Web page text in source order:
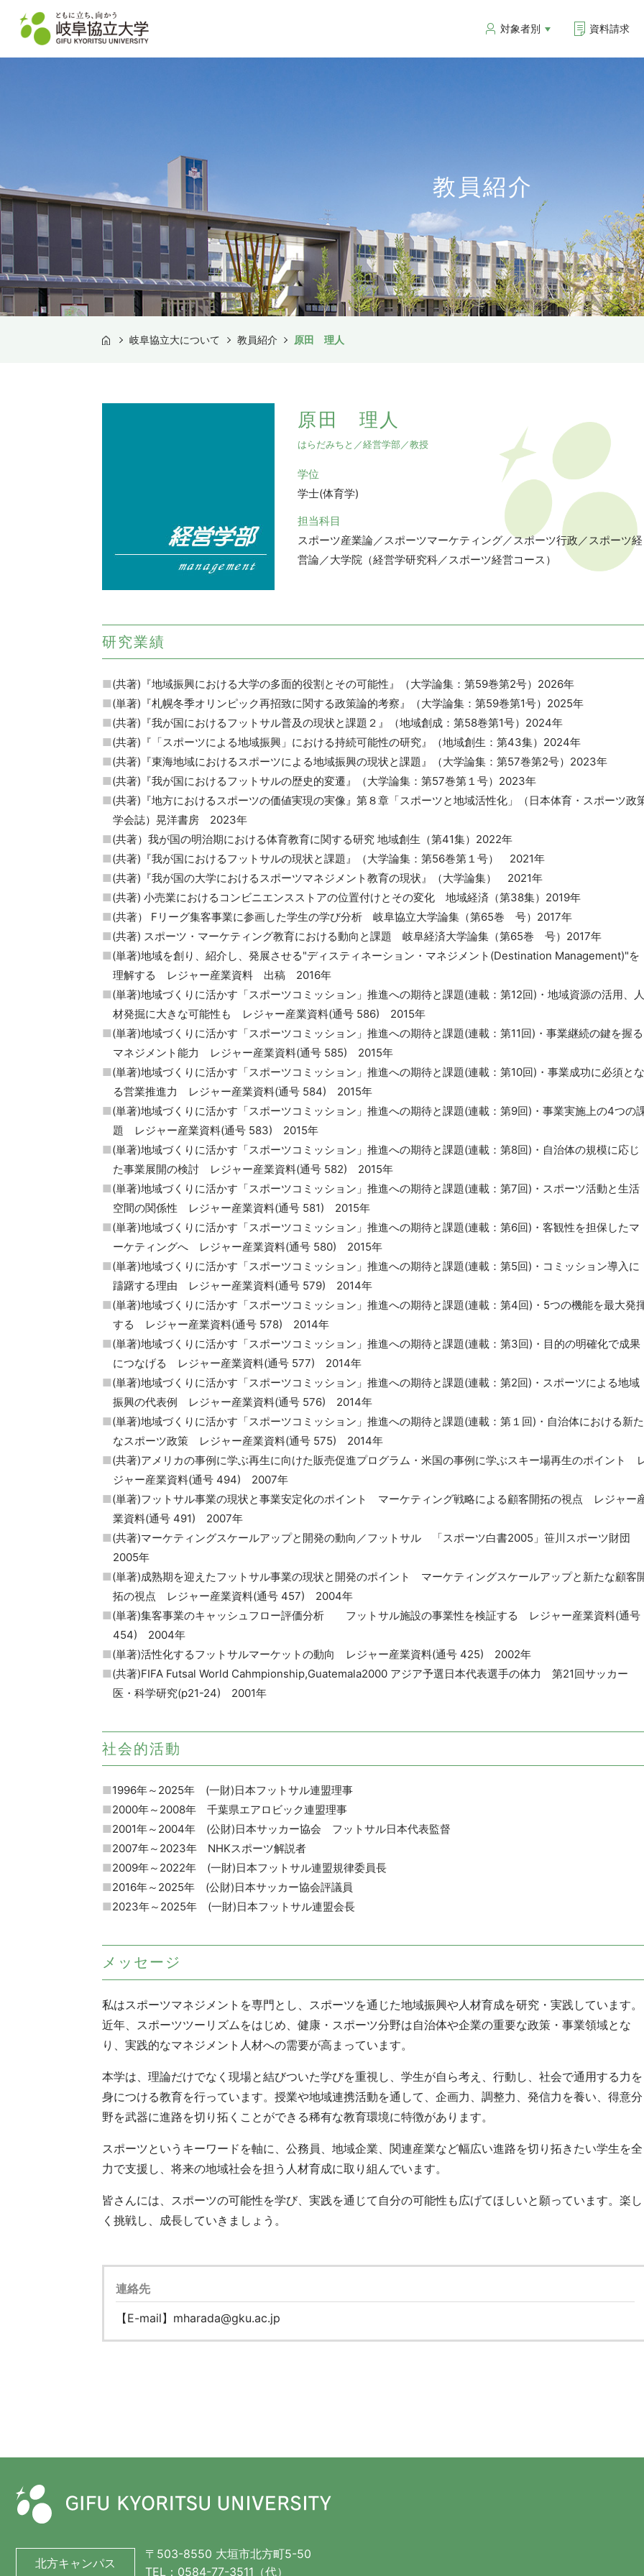
対象者別 資料請求
教員紹介
岐阜協立大について 教員紹介 原田 理人
原田 理人
はらだみちと／経営学部／教授
学位
学士(体育学)
担当科目
スポーツ産業論／スポーツマーケティング／スポーツ行政／スポーツ経
営論／大学院（経営学研究科／スポーツ経営コース）
研究業績
(共著)『地域振興における大学の多面的役割とその可能性』（大学論集：第59巻第2号）2026年
(単著)『札幌冬季オリンピック再招致に関する政策論的考察』（大学論集：第59巻第1号）2025年
(共著)『我が国におけるフットサル普及の現状と課題２』（地域創成：第58巻第1号）2024年
(共著)『「スポーツによる地域振興」における持続可能性の研究』（地域創生：第43集）2024年
(共著)『東海地域におけるスポーツによる地域振興の現状と課題』（大学論集：第57巻第2号）2023年
(共著)『我が国におけるフットサルの歴史的変遷』（大学論集：第57巻第１号）2023年
(共著)『地方におけるスポーツの価値実現の実像』第８章「スポーツと地域活性化」（日本体育・スポーツ政
学会誌）晃洋書房 2023年
(共著）我が国の明治期における体育教育に関する研究 地域創生（第41集）2022年
(共著)『我が国におけるフットサルの現状と課題』（大学論集：第56巻第１号） 2021年
(共著)『我が国の大学におけるスポーツマネジメント教育の現状』（大学論集） 2021年
(共著) 小売業におけるコンビニエンスストアの位置付けとその変化 地域経済（第38集）2019年
(共著） Fリーグ集客事業に参画した学生の学び分析 岐阜協立大学論集（第65巻 号）2017年
(共著) スポーツ・マーケティング教育における動向と課題 岐阜経済大学論集（第65巻 号）2017年
(単著)地域を創り、紹介し、発展させる"ディスティネーション・マネジメント(Destination Management)"を
理解する レジャー産業資料 出稿 2016年
(単著)地域づくりに活かす「スポーツコミッション」推進への期待と課題(連載：第12回)・地域資源の活用、人
材発掘に大きな可能性も レジャー産業資料(通号 586) 2015年
(単著)地域づくりに活かす「スポーツコミッション」推進への期待と課題(連載：第11回)・事業継続の鍵を握る
マネジメント能力 レジャー産業資料(通号 585) 2015年
(単著)地域づくりに活かす「スポーツコミッション」推進への期待と課題(連載：第10回)・事業成功に必須とな
る営業推進力 レジャー産業資料(通号 584) 2015年
(単著)地域づくりに活かす「スポーツコミッション」推進への期待と課題(連載：第9回)・事業実施上の4つの
題 レジャー産業資料(通号 583) 2015年
(単著)地域づくりに活かす「スポーツコミッション」推進への期待と課題(連載：第8回)・自治体の規模に応じ
た事業展開の検討 レジャー産業資料(通号 582) 2015年
(単著)地域づくりに活かす「スポーツコミッション」推進への期待と課題(連載：第7回)・スポーツ活動と生活
空間の関係性 レジャー産業資料(通号 581) 2015年
(単著)地域づくりに活かす「スポーツコミッション」推進への期待と課題(連載：第6回)・客観性を担保したマ
ーケティングへ レジャー産業資料(通号 580) 2015年
(単著)地域づくりに活かす「スポーツコミッション」推進への期待と課題(連載：第5回)・コミッション導入に
躊躇する理由 レジャー産業資料(通号 579) 2014年
(単著)地域づくりに活かす「スポーツコミッション」推進への期待と課題(連載：第4回)・5つの機能を最大発
する レジャー産業資料(通号 578) 2014年
(単著)地域づくりに活かす「スポーツコミッション」推進への期待と課題(連載：第3回)・目的の明確化で成果
につなげる レジャー産業資料(通号 577) 2014年
(単著)地域づくりに活かす「スポーツコミッション」推進への期待と課題(連載：第2回)・スポーツによる地域
振興の代表例 レジャー産業資料(通号 576) 2014年
(単著)地域づくりに活かす「スポーツコミッション」推進への期待と課題(連載：第１回)・自治体における新た
なスポーツ政策 レジャー産業資料(通号 575) 2014年
(共著)アメリカの事例に学ぶ再生に向けた販売促進プログラム・米国の事例に学ぶスキー場再生のポイント
ジャー産業資料(通号 494) 2007年
(単著)フットサル事業の現状と事業安定化のポイント マーケティング戦略による顧客開拓の視点 レジャー
業資料(通号 491) 2007年
(共著)マーケティングスケールアップと開発の動向／フットサル 「スポーツ白書2005」笹川スポーツ財団
2005年
(単著)成熟期を迎えたフットサル事業の現状と開発のポイント マーケティングスケールアップと新たな顧客
拓の視点 レジャー産業資料(通号 457) 2004年
(単著)集客事業のキャッシュフロー評価分析 フットサル施設の事業性を検証する レジャー産業資料(通号
454) 2004年
(単著)活性化するフットサルマーケットの動向 レジャー産業資料(通号 425) 2002年
(共著)FIFA Futsal World Cahmpionship,Guatemala2000 アジア予選日本代表選手の体力 第21回サッカー
医・科学研究(p21-24) 2001年
社会的活動
1996年～2025年 (一財)日本フットサル連盟理事
2000年～2008年 千葉県エアロビック連盟理事
2001年～2004年 (公財)日本サッカー協会 フットサル日本代表監督
2007年～2023年 NHKスポーツ解説者
2009年～2022年 (一財)日本フットサル連盟規律委員長
2016年～2025年 (公財)日本サッカー協会評議員
2023年～2025年 (一財)日本フットサル連盟会長
メッセージ
私はスポーツマネジメントを専門とし、スポーツを通じた地域振興や人材育成を研究・実践しています。
近年、スポーツツーリズムをはじめ、健康・スポーツ分野は自治体や企業の重要な政策・事業領域とな
り、実践的なマネジメント人材への需要が高まっています。
本学は、理論だけでなく現場と結びついた学びを重視し、学生が自ら考え、行動し、社会で通用する力を
身につける教育を行っています。授業や地域連携活動を通して、企画力、調整力、発信力を養い、得意分
野を武器に進路を切り拓くことができる稀有な教育環境に特徴があります。
スポーツというキーワードを軸に、公務員、地域企業、関連産業など幅広い進路を切り拓きたい学生を全
力で支援し、将来の地域社会を担う人材育成に取り組んでいます。
皆さんには、スポーツの可能性を学び、実践を通じて自分の可能性も広げてほしいと願っています。楽し
く挑戦し、成長していきましょう。
連絡先
【E-mail】mharada@gku.ac.jp
北方キャンパス
〒503-8550 大垣市北方町5-50
TEL：0584-77-3511（代）